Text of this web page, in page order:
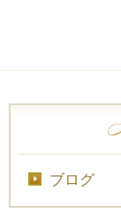
ブログ